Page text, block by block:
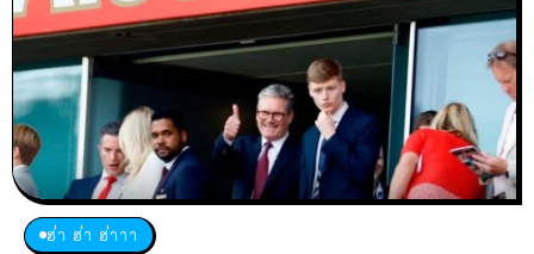
ฮ่า ฮ่า ฮ่าาา